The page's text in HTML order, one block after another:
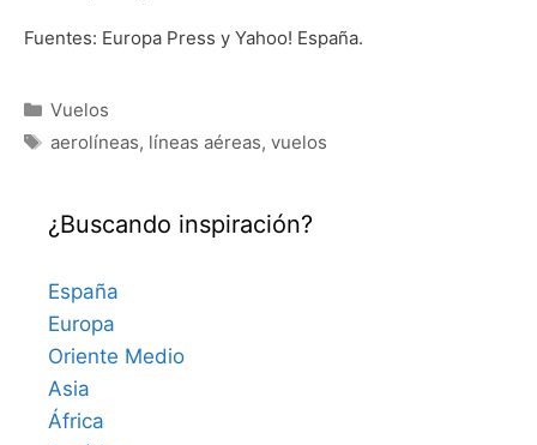
Fuentes: Europa Press y Yahoo! España.
Categorías
Vuelos
Etiquetas
aerolíneas, líneas aéreas, vuelos
¿Buscando inspiración?
España
Europa
Oriente Medio
Asia
África